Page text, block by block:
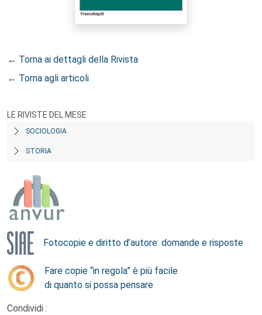
← Torna ai dettagli della Rivista
← Torna agli articoli
LE RIVISTE DEL MESE
SOCIOLOGIA
STORIA
Fotocopie e diritto d’autore: domande e risposte
Fare copie “in regola” è più facile
di quanto si possa pensare
Condividi :